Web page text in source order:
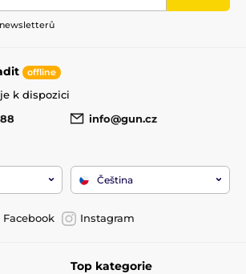
offline
k dispozici
info@gun.cz
Čeština
Facebook Instagram
Top kategorie